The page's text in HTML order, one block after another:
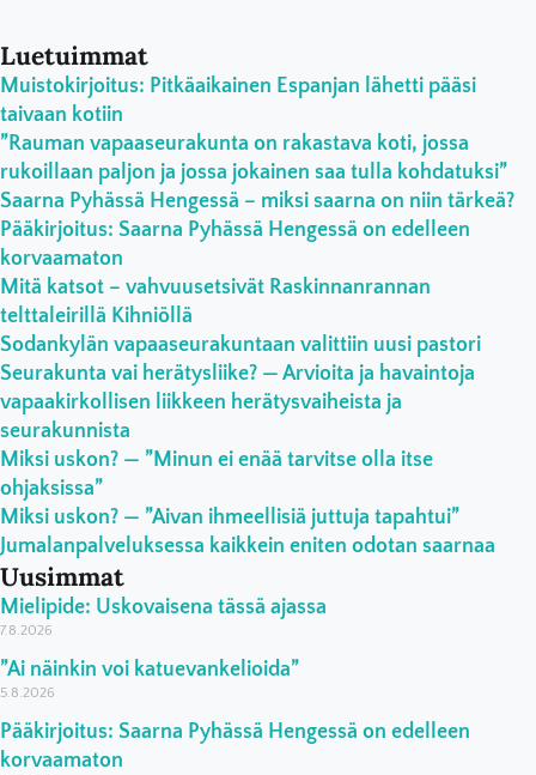
Luetuimmat
Muistokirjoitus: Pitkäaikainen Espanjan lähetti pääsi
taivaan kotiin
”Rauman vapaaseurakunta on rakastava koti, jossa
rukoillaan paljon ja jossa jokainen saa tulla kohdatuksi”
Saarna Pyhässä Hengessä – miksi saarna on niin tärkeä?
Pääkirjoitus: Saarna Pyhässä Hengessä on edelleen
korvaamaton
Mitä katsot – vahvuusetsivät Raskinnanrannan
telttaleirillä Kihniöllä
Sodankylän vapaaseurakuntaan valittiin uusi pastori
Seurakunta vai herätysliike? — Arvioita ja havaintoja
vapaakirkollisen liikkeen herätysvaiheista ja
seurakunnista
Miksi uskon? — ”Minun ei enää tarvitse olla itse
ohjaksissa”
Miksi uskon? — ”Aivan ihmeellisiä juttuja tapahtui”
Jumalanpalveluksessa kaikkein eniten odotan saarnaa
Uusimmat
Mielipide: Uskovaisena tässä ajassa
7.8.2026
”Ai näinkin voi katuevankelioida”
5.8.2026
Pääkirjoitus: Saarna Pyhässä Hengessä on edelleen
korvaamaton